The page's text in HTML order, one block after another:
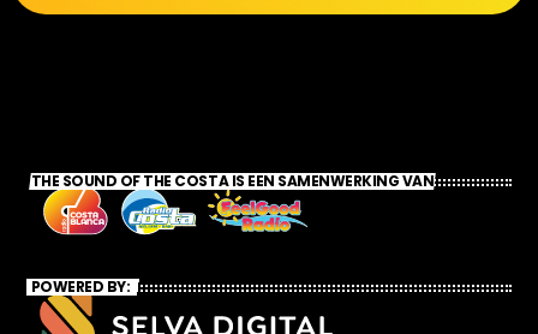
THE SOUND OF THE COSTA IS EEN SAMENWERKING VAN
POWERED BY: